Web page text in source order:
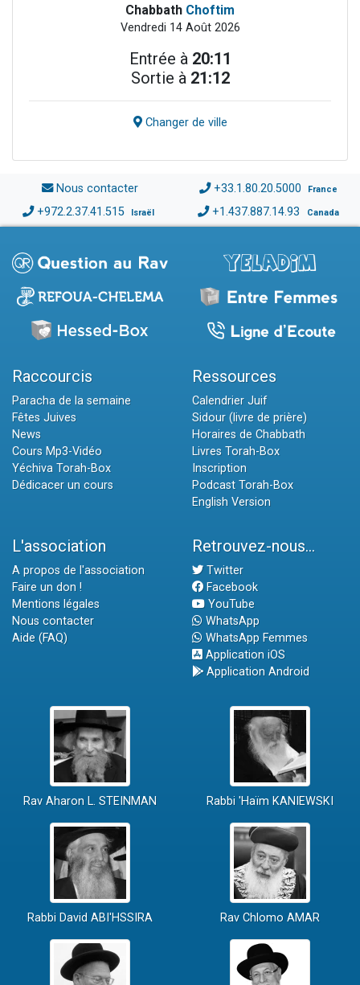
Chabbath Choftim
Vendredi 14 Août 2026
Entrée à 20:11
Sortie à 21:12
Changer de ville
Nous contacter +33.1.80.20.5000 France
+972.2.37.41.515 Israël +1.437.887.14.93 Canada
Raccourcis
Paracha de la semaine
Fêtes Juives
News
Cours Mp3-Vidéo
Yéchiva Torah-Box
Dédicacer un cours
Ressources
Calendrier Juif
Sidour (livre de prière)
Horaires de Chabbath
Livres Torah-Box
Inscription
Podcast Torah-Box
English Version
L'association
A propos de l'association
Faire un don !
Mentions légales
Nous contacter
Aide (FAQ)
Retrouvez-nous...
Twitter
Facebook
YouTube
WhatsApp
WhatsApp Femmes
Application iOS
Application Android
Rav Aharon L. STEINMAN Rabbi 'Haïm KANIEWSKI
Rabbi David ABI'HSSIRA Rav Chlomo AMAR